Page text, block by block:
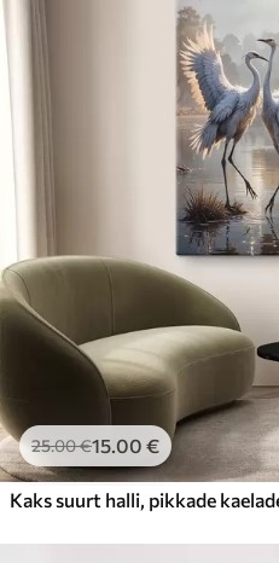
25.00€15.00 €